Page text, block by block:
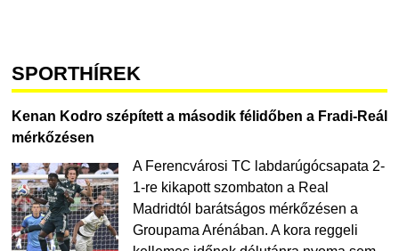
SPORTHÍREK
Kenan Kodro szépített a második félidőben a Fradi-Reál
mérkőzésen
A Ferencvárosi TC labdarúgócsapata 2-
1-re kikapott szombaton a Real
Madridtól barátságos mérkőzésen a
Groupama Arénában. A kora reggeli